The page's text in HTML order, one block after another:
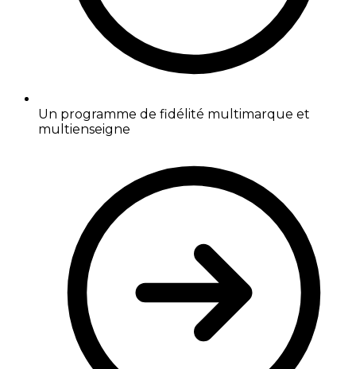
Un programme de fidélité multimarque et
multienseigne